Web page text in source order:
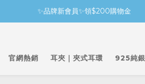
✨品牌新會員✨領$200購物金
官網熱銷 耳夾｜夾式耳環 925純銀